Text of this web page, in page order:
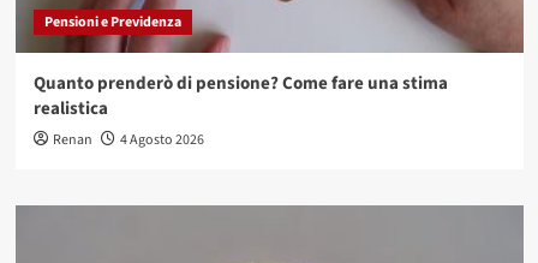
Pensioni e Previdenza
Quanto prenderò di pensione? Come fare una stima
realistica
Renan 4 Agosto 2026